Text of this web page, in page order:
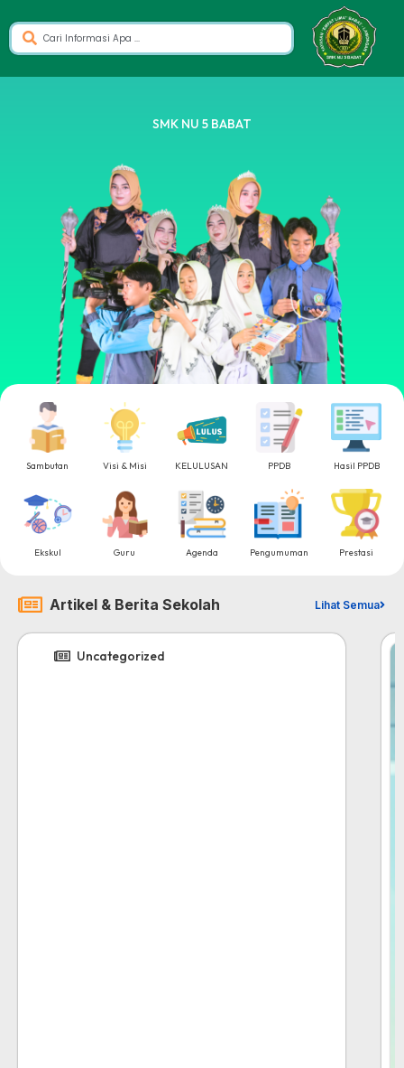
SMK NU 5 BABAT
Sambutan Visi & Misi KELULUSAN PPDB Hasil PPDB
Ekskul Guru Agenda Pengumuman Prestasi
Artikel & Berita Sekolah Lihat Semua
Uncategorized